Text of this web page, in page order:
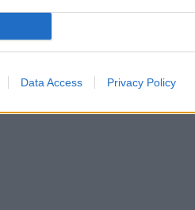
Data Access Privacy Policy